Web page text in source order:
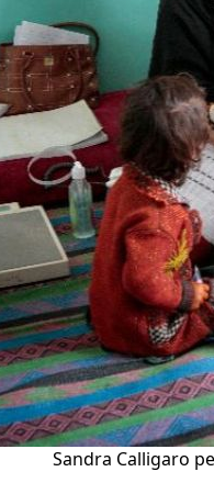
Sandra Calligaro